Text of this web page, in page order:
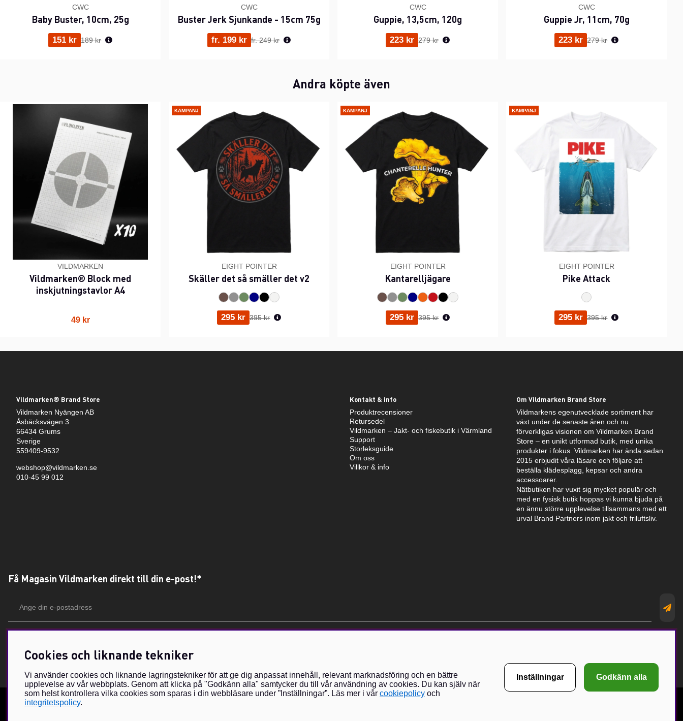
CWC
Baby Buster, 10cm, 25g
151 kr Ordinarie pris:
189 kr
CWC
Buster Jerk Sjunkande - 15cm 75g
fr. 199 kr Ordinarie pris:
fr. 249 kr
CWC
Guppie, 13,5cm, 120g
223 kr Ordinarie pris:
279 kr
CWC
Guppie Jr, 11cm, 70g
223 kr Ordinarie pris:
279 kr
Andra köpte även
VILDMARKEN
Vildmarken® Block med
inskjutningstavlor A4
49 kr
KAMPANJ
EIGHT POINTER
Skäller det så smäller det v2
295 kr Ordinarie pris:
395 kr
KAMPANJ
EIGHT POINTER
Kantarelljägare
295 kr Ordinarie pris:
395 kr
KAMPANJ
EIGHT POINTER
Pike Attack
295 kr Ordinarie pris:
395 kr
Vildmarken® Brand Store
Vildmarken Nyängen AB
Åsbäcksvägen 3
66434 Grums
Sverige
559409-9532
webshop@vildmarken.se
010-45 99 012
Kontakt & info
Produktrecensioner
Retursedel
Vildmarken – Jakt- och fiskebutik i Värmland
Support
Storleksguide
Om oss
Villkor & info
Om Vildmarken Brand Store
Vildmarkens egenutvecklade sortiment har
växt under de senaste åren och nu
förverkligas visionen om Vildmarken Brand
Store – en unikt utformad butik, med unika
produkter i fokus. Vildmarken har ända sedan
2015 erbjudit våra läsare och följare att
beställa klädesplagg, kepsar och andra
accessoarer.
Nätbutiken har vuxit sig mycket populär och
med en fysisk butik hoppas vi kunna bjuda på
en ännu större upplevelse tillsammans med ett
urval Brand Partners inom jakt och friluftsliv.
Få Magasin Vildmarken direkt till din e-post!*
postadress
Cookies och liknande tekniker
Vi använder cookies och liknande lagringstekniker för att ge dig anpassat innehåll, relevant marknadsföring och en bättre
upplevelse av vår webbplats. Genom att klicka på "Godkänn alla" samtycker du till vår användning av cookies. Du kan själv när
som helst kontrollera vilka cookies som sparas i din webbläsare under ”Inställningar”. Läs mer i vår cookiepolicy och
integritetspolicy.
Inställningar Godkänn alla